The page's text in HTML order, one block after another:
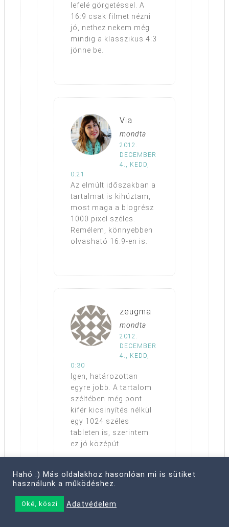
lefelé görgetéssel. A
16:9 csak filmet nézni
jó, nethez nekem még
mindig a klasszikus 4:3
jönne be.
Via
mondta
2012.
DECEMBER
4., KEDD,
0:21
Az elmúlt időszakban a
tartalmat is kihúztam,
most maga a blogrész
1000 pixel széles.
Remélem, könnyebben
olvasható 16:9-en is.
zeugma
mondta
2012.
DECEMBER
4., KEDD,
0:30
Igen, határozottan
egyre jobb. A tartalom
széltében még pont
kifér kicsinyítés nélkül
egy 1024 széles
tableten is, szerintem
ez jó középút.
Hahó :) Más oldalakhoz hasonlóan mi is sütiket
használunk a működéshez.
Oké, köszi Adatvédelem